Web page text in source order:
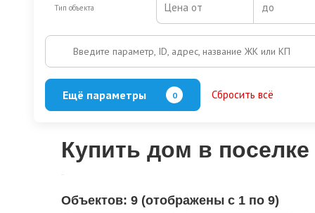
Тип объекта Цена от до
Введите параметр, ID, адрес, название ЖК или КП
Ещё параметры 0 Сбросить всё
Купить дом в
Объектов: 9 (отображены с 1 по 9)